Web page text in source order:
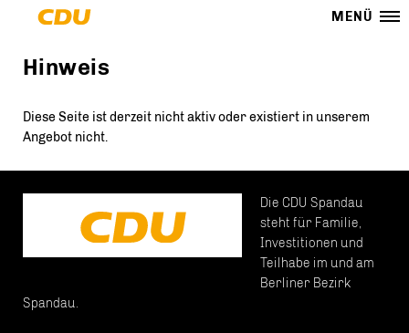
MENÜ
Hinweis
Diese Seite ist derzeit nicht aktiv oder existiert in unserem
Angebot nicht.
Die CDU Spandau
steht für Familie,
Investitionen und
Teilhabe im und am
Berliner Bezirk
Spandau.